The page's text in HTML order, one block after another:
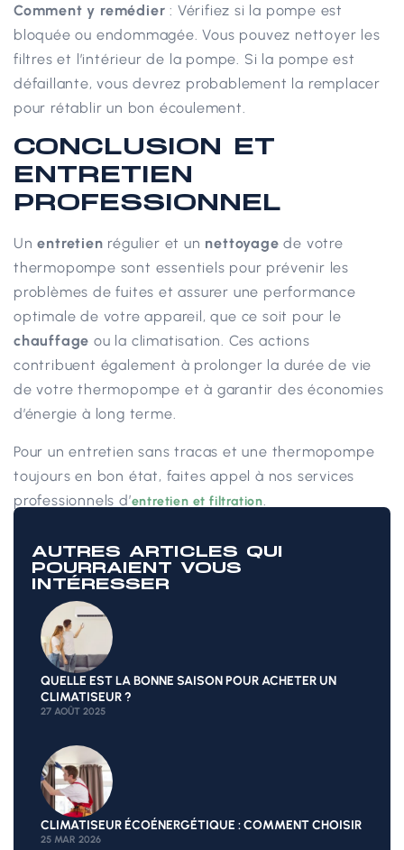
Comment y remédier : Vérifiez si la pompe est
bloquée ou endommagée. Vous pouvez nettoyer les
filtres et l’intérieur de la pompe. Si la pompe est
défaillante, vous devrez probablement la remplacer
pour rétablir un bon écoulement.
CONCLUSION ET
ENTRETIEN
PROFESSIONNEL
Unentretien régulier et un nettoyage de votre
thermopompe sont essentiels pour prévenir les
problèmes de fuites et assurer une performance
optimale de votre appareil, que ce soit pour le
chauffage ou la climatisation. Ces actions
contribuent également à prolonger la durée de vie
de votre thermopompe et à garantir des économies
d’énergie à long terme.
Pour un entretien sans tracas et une thermopompe
toujours en bon état, faites appel à nos services
professionnels d’entretien et filtration
AUTRES ARTICLES QUI
POURRAIENT VOUS
INTÉRESSER
QUELLE EST LA BONNE SAISON POUR ACHETER UN
CLIMATISEUR ?
27 AOÛT 2025
CLIMATISEUR ÉCOÉNERGÉTIQUE : COMMENT CHOISIR
25 MAR 2026